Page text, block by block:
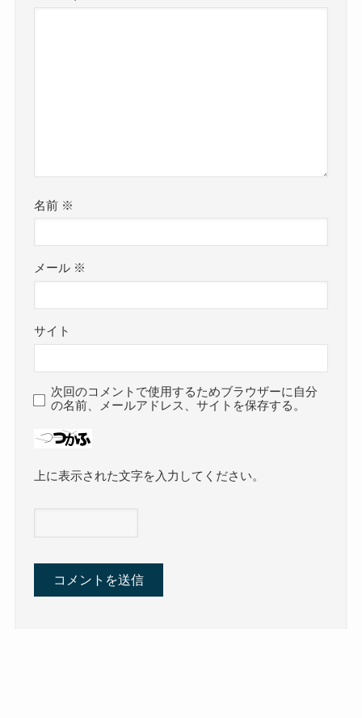
名前 ※
メール ※
サイト
次回のコメントで使用するためブラウザーに自分
の名前、メールアドレス、サイトを保存する。
上に表示された文字を入力してください。